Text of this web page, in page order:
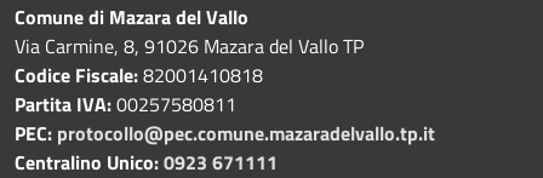
Comune di Mazara del Vallo
Via Carmine, 8, 91026 Mazara del Vallo TP
Codice Fiscale:82001410818
Partita IVA:00257580811
PEC: protocollo@pec.comune.mazaradelvallo.tp.it
Centralino Unico:0923 671111